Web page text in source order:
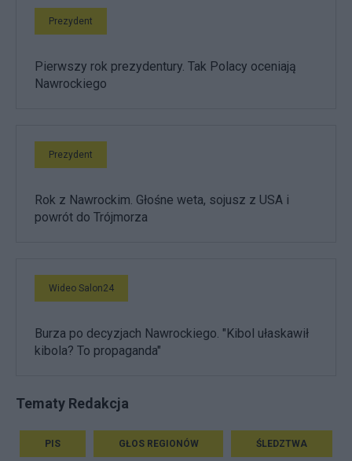
Prezydent
Pierwszy rok prezydentury. Tak Polacy oceniają
Nawrockiego
Prezydent
Rok z Nawrockim. Głośne weta, sojusz z USA i
powrót do Trójmorza
Wideo Salon24
Burza po decyzjach Nawrockiego. "Kibol ułaskawił
kibola? To propaganda"
Tematy Redakcja
PIS GŁOS REGIONÓW ŚLEDZTWA